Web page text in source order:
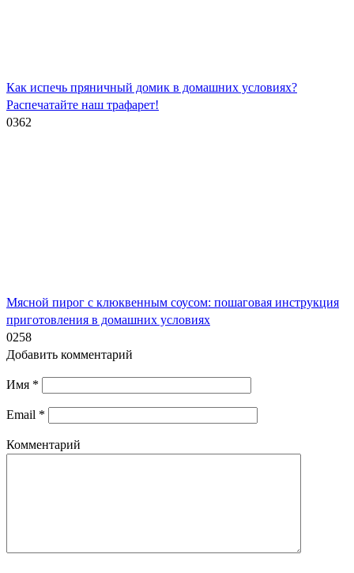
Как испечь пряничный домик в домашних условиях?
Распечатайте наш трафарет!
0362
Мясной пирог с клюквенным соусом: пошаговая инструкция
приготовления в домашних условиях
0258
Добавить комментарий
Имя *
Email *
Комментарий